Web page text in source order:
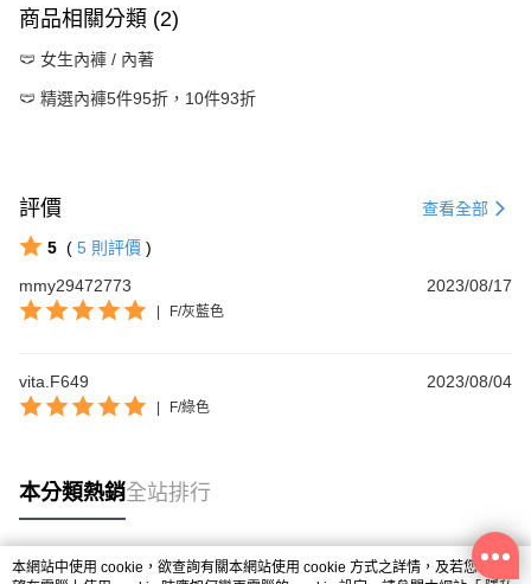
商品相關分類 (2)
🩲 女生內褲 / 內著
🩲 精選內褲5件95折，10件93折
評價 查看全部
5 ( 5 則評價 )
mmy29472773
2023/08/17
| F/灰藍色
vita.F649 2023/08/04
| F/綠色
本分類熱銷全站排行
本網站中使用 cookie，欲查詢有關本網站使用 cookie 方式之詳情，及若您不希